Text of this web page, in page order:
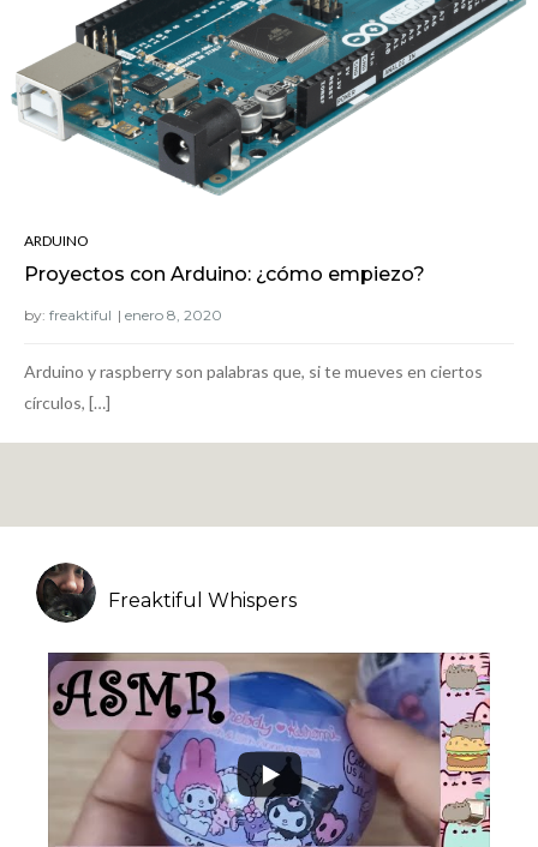
ARDUINO
Proyectos con Arduino: ¿cómo empiezo?
by: freaktiful
Arduino y raspberry son palabras que, si te mueves en ciertos
círculos, […]
Freaktiful Whispers